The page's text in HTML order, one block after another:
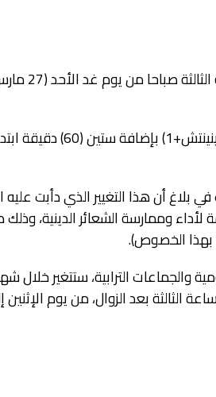
وستتم العودة بعد نهاية شهر
بلاغ أن هذا التغيير الذي دأبت
الترابية، ستتغير خلال
الثالثة بعد الزوال، من يوم